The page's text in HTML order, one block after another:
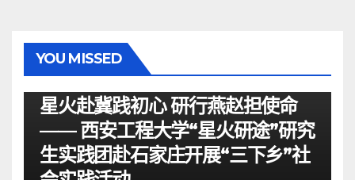
YOU MISSED
星火赴冀践初心 研行燕赵担使命
—— 西安工程大学“星火研途”研究
生实践团赴石家庄开展“三下乡”社